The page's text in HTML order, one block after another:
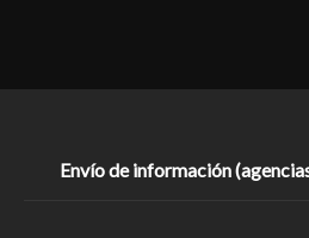
Envío de información